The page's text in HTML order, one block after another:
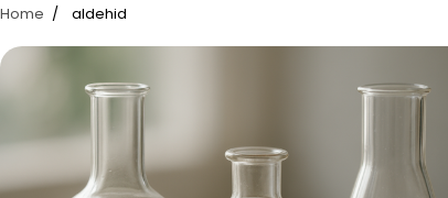
Home aldehid